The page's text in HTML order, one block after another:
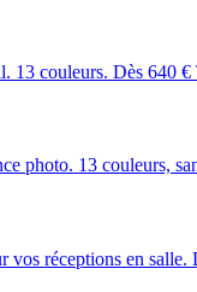
13 couleurs. Dès 640
photo. 13 couleurs,
vos réceptions en